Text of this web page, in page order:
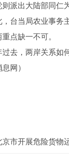
派出大陆部同仁
，台当局农业事务
点缺一不可。
过去，两岸关系如
网）